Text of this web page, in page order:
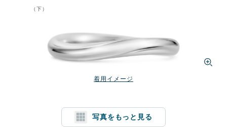
（下）
着用イメージ
写真をもっと見る
1文字消す リセット